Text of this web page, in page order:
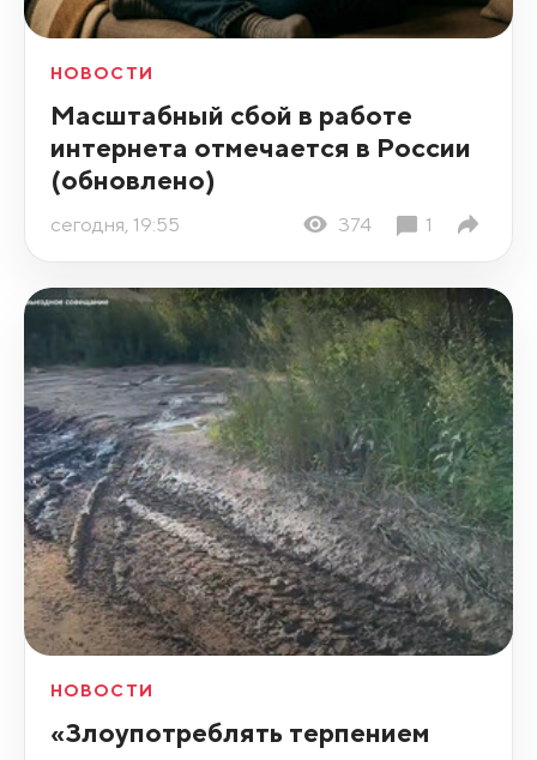
НОВОСТИ
Масштабный сбой в работе
интернета отмечается в России
(обновлено)
сегодня, 19:55 374 1
НОВОСТИ
«Злоупотреблять терпением